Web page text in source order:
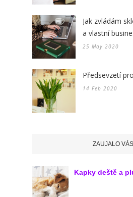
Jak zvládám
a vlastní
25 May 2020
Předsevzetí
14 Feb 2020
ZAUJALO VÁS
Kapky deště a